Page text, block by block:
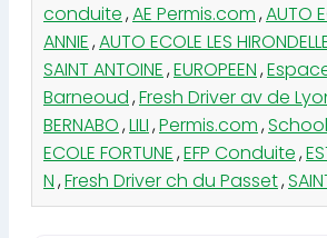
conduite,AE Permis.com,AUTO
ANNIE,AUTO ECOLE LES
SAINT ANTOINE,EUROPEEN,
Barneoud,Fresh Driver av de
BERNABO,LILI,Permis.com,
ECOLE FORTUNE,EFP Conduite,
N,Fresh Driver ch du Passet,